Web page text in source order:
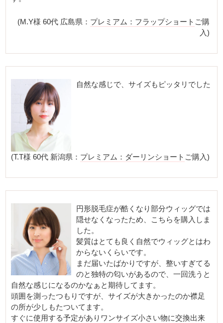
(M.Y様 60代 広島県： プレミアム：フラップショート ご購
入)
自然な感じで、サイズもピッタリでした
(T.T様 60代 新潟県： プレミアム：ダーリンショート ご購入)
円形脱毛症が酷くなり部分ウィッグでは
隠せなくなったため、こちらを購入しま
した。
髪質はとても良く自然でウィッグとはわ
からないくらいです。
まだ届いたばかりですが、整いすぎてる
のと独特の匂いがあるので、一回洗うと
自然な感じになるのかなぁと期待してます。
頭囲を測ったつもりですが、サイズが大きかったのか襟足
の所が少しもたついてます。
すぐに使用する予定がありワンサイズ小さい物に交換出来